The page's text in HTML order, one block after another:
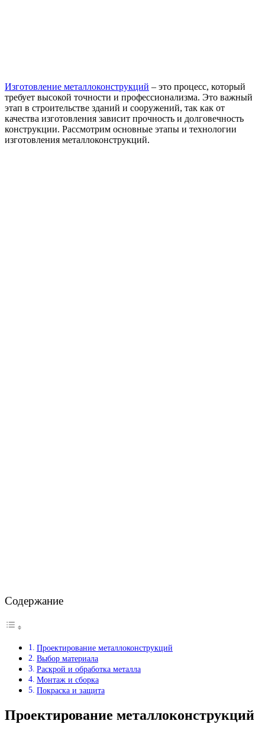
Изготовление металлоконструкций – это процесс, который
требует высокой точности и профессионализма. Это важный
этап в строительстве зданий и сооружений, так как от
качества изготовления зависит прочность и долговечность
конструкции. Рассмотрим основные этапы и технологии
изготовления металлоконструкций.
Содержание
Проектирование металлоконструкций
Выбор материала
Раскрой и обработка металла
Монтаж и сборка
Покраска и защита
Проектирование металлоконструкций